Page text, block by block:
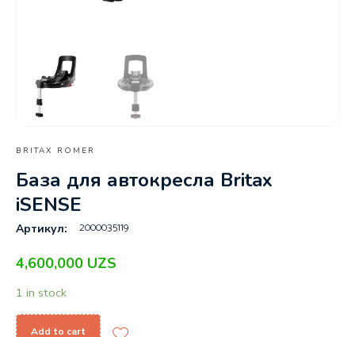
BRITAX ROMER
База для автокресла Britax
iSENSE
Артикул: 2000035119
4,600,000 UZS
1 in stock
Add to cart